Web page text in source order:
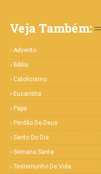
Veja Também:
Advento
Bíblia
Catolicismo
Eucaristia
Papa
Perdão De Deus
Santo Do Dia
Semana Santa
Testemunho De Vida